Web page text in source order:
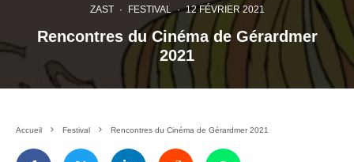
ZAST · FESTIVAL · 12 FÉVRIER 2021
Rencontres du Cinéma de Gérardmer
2021
Accueil Festival Rencontres du Cinéma de Gérardmer 2021